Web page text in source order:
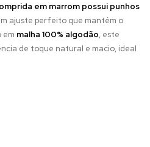
em marrom possui punhos
ajuste perfeito que mantém o
em malha 100% algodão, este
de toque natural e macio, ideal